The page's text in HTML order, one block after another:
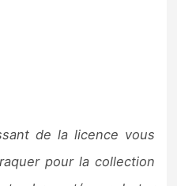
de la licence vous
pour la collection